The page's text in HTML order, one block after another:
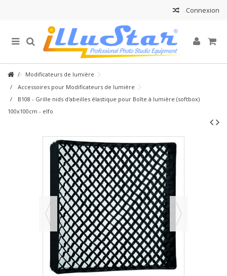
Connexion
Modificateurs de lumière
Accessoires pour Modificateurs de lumière
B108 - Grille nids d'abeilles élastique pour Boîte à lumière (softbox)
100x100cm - elfo